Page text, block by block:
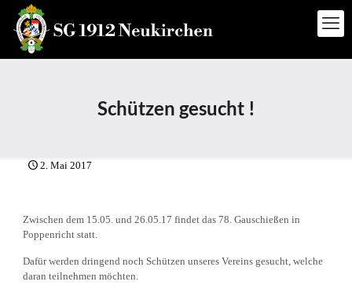
Schützen gesucht !
2. Mai 2017
Zwischen dem 15.05. und 26.05.17 findet das 78. Gauschießen in
Poppenricht statt.
Dafür werden dringend noch Schützen unseres Vereins gesucht, welche
daran teilnehmen möchten.